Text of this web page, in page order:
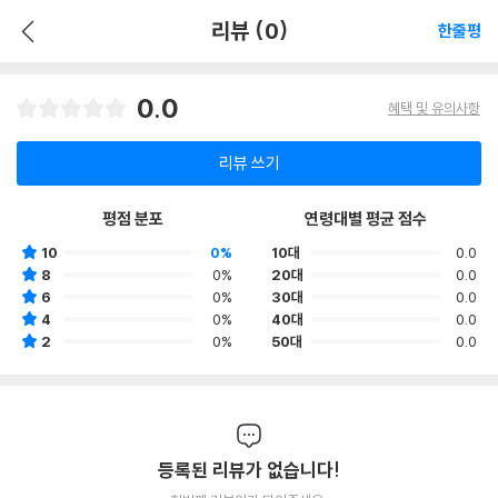
리뷰 (0) 한줄평
0.0 혜택 및 유의사항
리뷰 쓰기
평점 분포
10
0%
8
0%
6
0%
4
0%
2
0%
연령대별 평균 점수
10대
0.0
20대
0.0
30대
0.0
40대
0.0
50대
0.0
등록된 리뷰가 없습니다!